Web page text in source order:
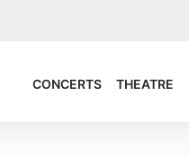
CONCERTS THEATRE